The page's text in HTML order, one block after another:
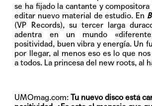
se ha fijado la cantante y compositora
editar nuevo material de estudio. En
(VP Records), su tercer larga
adentra en un mundo
positividad, buen vibra y energía. Un
por llegar, al menos eso es lo que
a todos. La princesa del new roots, al
UMOmag.com:Tu nuevo disco está